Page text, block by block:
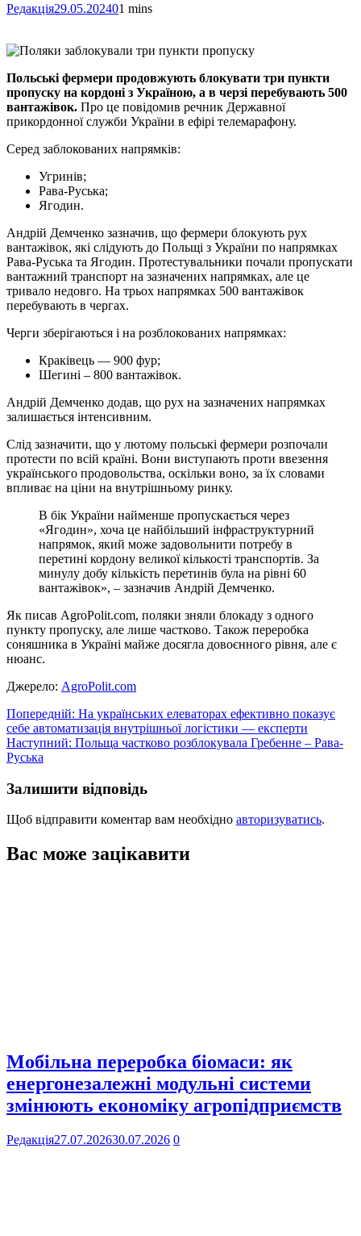
Редакція29.05.202401 mins
Польські фермери продовжують блокувати три пункти
пропуску на кордоні з Україною, а в черзі перебувають 500
вантажівок. Про це повідомив речник Державної
прикордонної служби України в ефірі телемарафону.
Серед заблокованих напрямків:
Угринів;
Рава-Руська;
Ягодин.
Андрій Демченко зазначив, що фермери блокують рух
вантажівок, які слідують до Польщі з України по напрямках
Рава-Руська та Ягодин. Протестувальники почали пропускати
вантажний транспорт на зазначених напрямках, але це
тривало недовго. На трьох напрямках 500 вантажівок
перебувають в чергах.
Черги зберігаються і на розблокованих напрямках:
Краківець — 900 фур;
Шегині – 800 вантажівок.
Андрій Демченко додав, що рух на зазначених напрямках
залишається інтенсивним.
Слід зазначити, що у лютому польські фермери розпочали
протести по всій країні. Вони виступають проти ввезення
українського продовольства, оскільки воно, за їх словами
впливає на ціни на внутрішньому ринку.
В бік України найменше пропускається через
«Ягодин», хоча це найбільший інфраструктурний
напрямок, який може задовольнити потребу в
перетині кордону великої кількості транспортів. За
минулу добу кількість перетинів була на рівні 60
вантажівок», – зазначив Андрій Демченко.
Як писав AgroPolit.com, поляки зняли блокаду з одного
пункту пропуску, але лише частково. Також переробка
соняшника в Україні майже досягла довоєнного рівня, але є
нюанс.
Джерело: AgroPolit.com
Навігація
записів
Попередній: На українських елеваторах ефективно показує
себе автоматизація внутрішньої логістики — експерти
Наступний: Польща частково розблокувала Гребенне – Рава-
Руська
Залишити відповідь
Щоб відправити коментар вам необхідно авторизуватись.
Вас може зацікавити
Мобільна переробка біомаси: як
енергонезалежні модульні системи
змінюють економіку агропідприємств
Редакція27.07.202630.07.2026 0